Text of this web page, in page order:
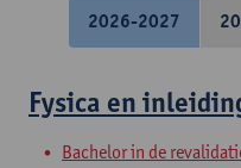
2026-2027
Fysica en
Bachelor in de